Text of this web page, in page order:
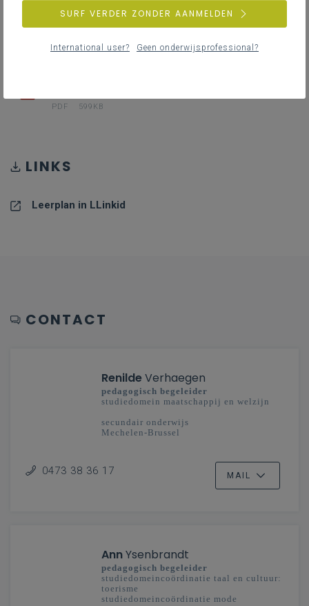
WORD 305KB
PDF 599KB
LINKS
Leerplan in LLinkid
CONTACT
RenildeVerhaegen
pedagogisch begeleider
studiedomein maatschappij en welzijn
secundair onderwijs
Mechelen-Brussel
0473 38 36 17 MAIL
AnnYsenbrandt
pedagogisch begeleider
studiedomeincoördinatie taal en cultuur:
toerisme
studiedomeincoördinatie mode
SURF VERDER ZONDER AANMELDEN
International user? Geen onderwijsprofessional?